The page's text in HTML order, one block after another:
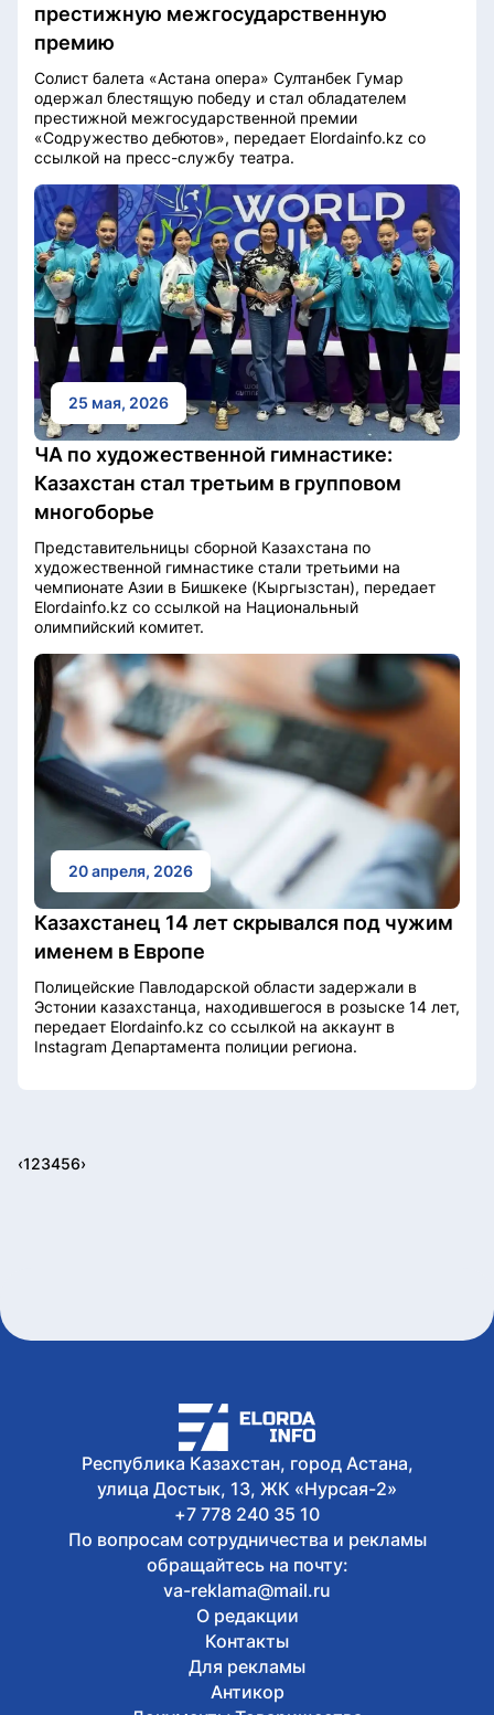
престижную межгосударственную
премию
Солист балета «Астана опера» Султанбек Гумар
одержал блестящую победу и стал обладателем
престижной межгосударственной премии
«Содружество дебютов», передает Elordainfo.kz со
ссылкой на пресс-службу театра.
25 мая, 2026
ЧА по художественной гимнастике:
Казахстан стал третьим в групповом
многоборье
Представительницы сборной Казахстана по
художественной гимнастике стали третьими на
чемпионате Азии в Бишкеке (Кыргызстан), передает
Elordainfo.kz со ссылкой на Национальный
олимпийский комитет.
20 апреля, 2026
Казахстанец 14 лет скрывался под чужим
именем в Европе
Полицейские Павлодарской области задержали в
Эстонии казахстанца, находившегося в розыске 14 лет,
передает Elordainfo.kz со ссылкой на аккаунт в
Instagram Департамента полиции региона.
‹123456›
Республика Казахстан, город Астана,
улица Достык, 13, ЖК «Нурсая-2»
+7 778 240 35 10
По вопросам сотрудничества и рекламы
обращайтесь на почту:
va-reklama@mail.ru
О редакции
Контакты
Для рекламы
Антикор